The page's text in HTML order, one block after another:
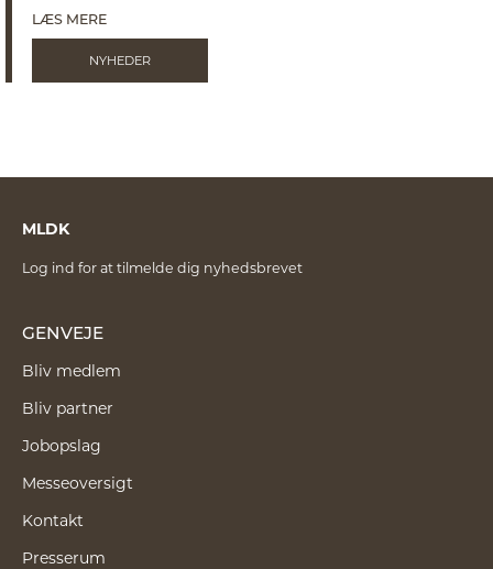
LÆS MERE
NYHEDER
MLDK
Log ind for at tilmelde dig nyhedsbrevet
GENVEJE
Bliv medlem
Bliv partner
Jobopslag
Messeoversigt
Kontakt
Presserum